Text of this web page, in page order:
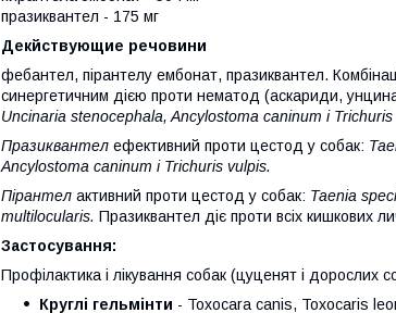
празиквантел - 175 мг
Декйствующие речовини
фебантел, пірантелу ембонат, празиквантел.
синергетичним дією проти нематод (аскариди,
Uncinaria stenocephala, Ancylostoma caninum і Trichuris
Празиквантел ефективний проти цестод у собак:
Ancylostoma caninum і Trichuris vulpis.
Пірантел активний проти цестод у собак: Taenia
multilocularis. Празиквантел діє проти всіх кишкових
Застосування:
Профілактика і лікування собак (цуценят і дорослих
Круглі гельмінти - Toxocara canis, Toxocaris